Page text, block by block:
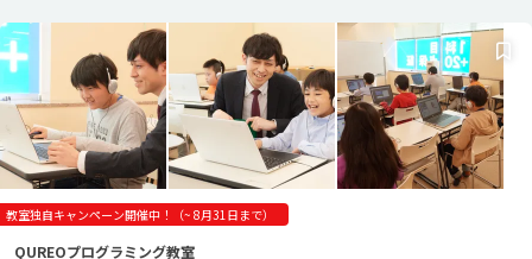
教室独自キャンペーン開催中！（~ 8月31日まで）
QUREOプログラミング教室